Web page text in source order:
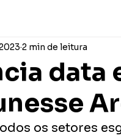
data
2 min de leitura
os setores